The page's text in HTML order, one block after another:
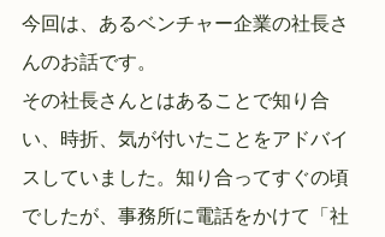
今回は、あるベンチャー企業の社長さ
んのお話です。
その社長さんとはあることで知り合
い、時折、気が付いたことをアドバイ
スしていました。知り合ってすぐの頃
でしたが、事務所に電話をかけて「社